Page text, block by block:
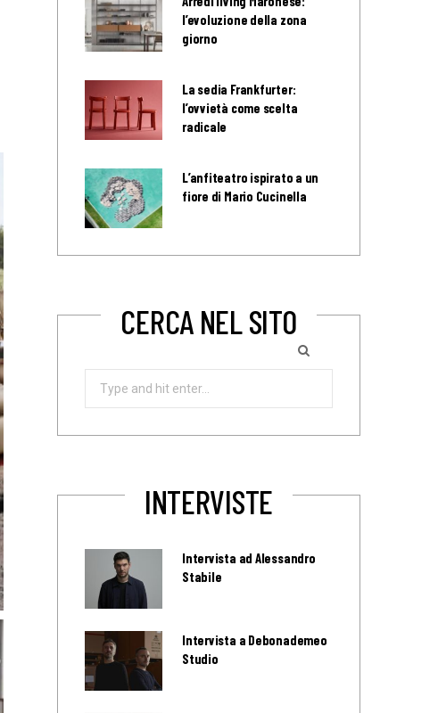
l’evoluzione della zona
giorno
La sedia Frankfurter:
l’ovvietà come scelta
radicale
L’anfiteatro ispirato a un
fiore di Mario Cucinella
CERCA NEL SITO
Search
INTERVISTE
Intervista ad Alessandro
Stabile
Intervista a Debonademeo
Studio